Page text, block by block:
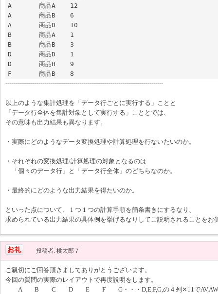
A	商品A	12
A	商品B	6
A	商品D	10
B	商品A	1
B	商品B	3
D	商品D	1
D	商品H	9
F	商品B	8
---------------------------------------------------------------------------------
以上のような集計処理を「データ行ごとに実行する」ことと
「データ行全体を集計対象として実行する」こととでは、
その意味も出力結果も異なります。
・実際にどのようなデータ変換処理や計算処理を行ないたいのか。
・それぞれの変換処理/計算処理の対象となるのは
「個々のデータ行」と「データ行全体」のどちらなのか。
・最終的にどのような出力結果を得たいのか。
といった点について、 1 つ 1 つの計算手順を箇条書きにするなり、
求められている出力結果の具体例を挙げるなりしてご説明されることをお
投稿者: 桃太郎７
ご親切にご回答頂きましてありがとうございます。
今回の質問の実際のレイアウトで再度説明をします。
A B C D E F G・・・D,E,F,G,の４列✕11で